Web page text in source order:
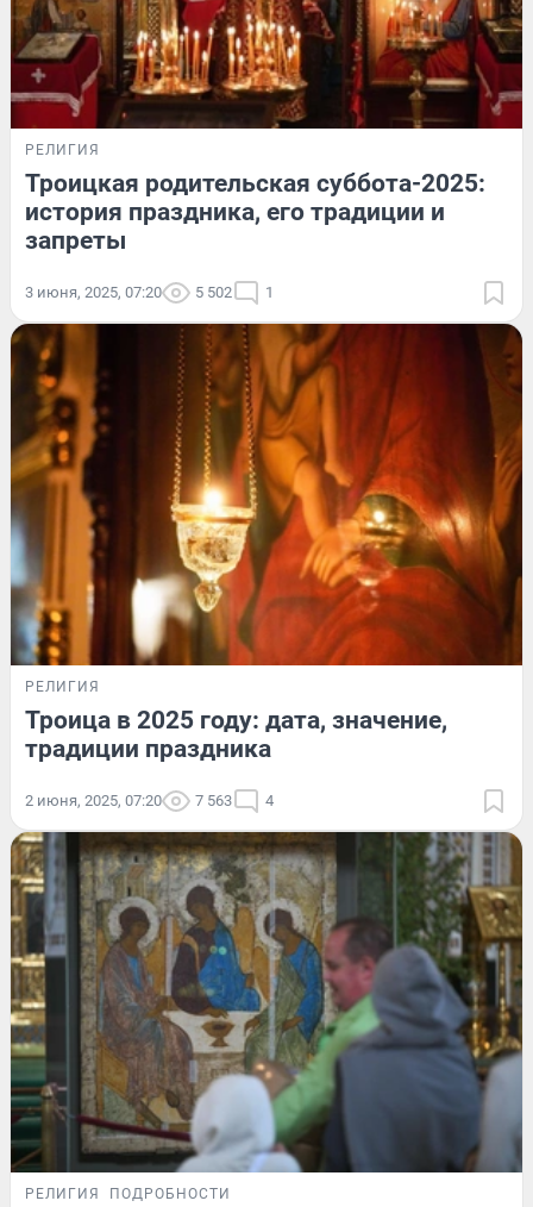
РЕЛИГИЯ
Троицкая родительская суббота-2025:
история праздника, его традиции и
запреты
3 июня, 2025, 07:20 5 502 1
РЕЛИГИЯ
Троица в 2025 году: дата, значение,
традиции праздника
2 июня, 2025, 07:20 7 563 4
РЕЛИГИЯ ПОДРОБНОСТИ